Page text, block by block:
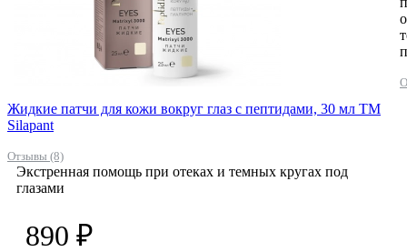
Жидкие патчи для кожи вокруг глаз с пептидами, 30 мл ТМ
Silapant
Отзывы (8)
Экстренная помощь при отеках и темных кругах под
глазами
890 ₽